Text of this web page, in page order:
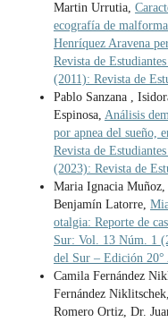
Martin Urrutia,
ecografía de
Henríquez Aravena
Revista de
(2011): Revista de
Pablo Sanzana ,
Espinosa, Análisis
por apnea del sueño,
Revista de
(2023): Revista de
Maria Ignacia
Benjamín Latorre,
otalgia: Reporte de
Sur: Vol. 13 Núm. 1
del Sur – Edición 20°
Camila Fernández
Fernández
Romero Ortiz, Dr.